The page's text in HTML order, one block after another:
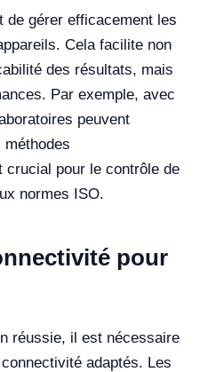
de gérer efficacement les
Cela facilite non
des résultats, mais
Par exemple, avec
peuvent
crucial pour le contrôle de
normes ISO.
pour
réussie, il est nécessaire
adaptés. Les